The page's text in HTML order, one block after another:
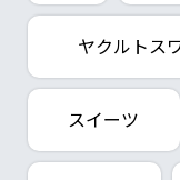
ヤクルトス
スイーツ